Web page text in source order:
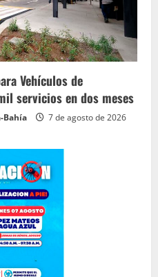
Vehículos de
servicios en dos meses
Bahía 7 de agosto de 2026